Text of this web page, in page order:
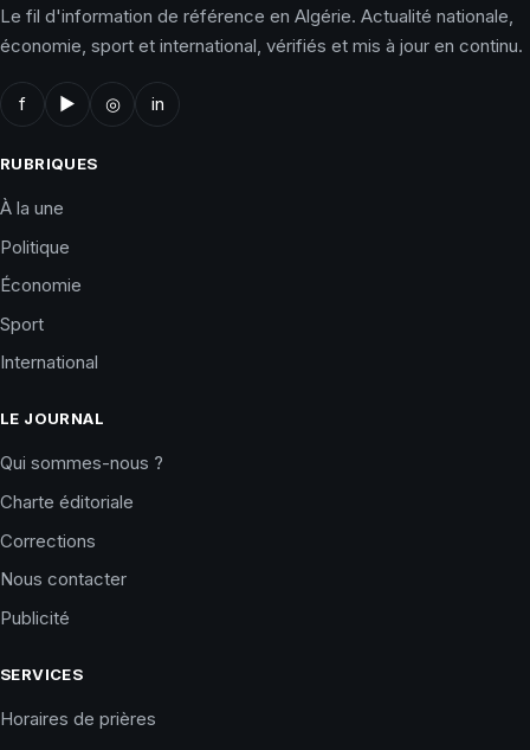
Le fil d'information de référence en Algérie. Actualité nationale,
économie, sport et international, vérifiés et mis à jour en continu.
f ▶ ◎ in
RUBRIQUES
À la une
Politique
Économie
Sport
International
LE JOURNAL
Qui sommes-nous ?
Charte éditoriale
Corrections
Nous contacter
Publicité
SERVICES
Horaires de prières